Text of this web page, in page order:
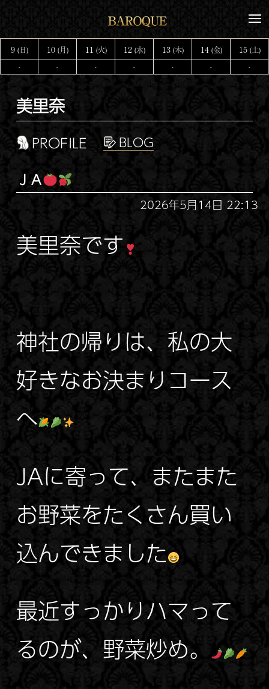
テ
ン
ツ
メ
ュ
ー
9 (日) 10 (月) 11 (火) 12 (水) 13 (木) 14 (金) 15 (土)
- - - - - - -
美里奈
PROFILE
ＪＡ
2026年5月14日 22:13
美里奈です
神社の帰りは、私の大
好きなお決まりコース
へ
JAに寄って、またまた
お野菜をたくさん買い
込んできました
最近すっかりハマって
るのが、野菜炒め。